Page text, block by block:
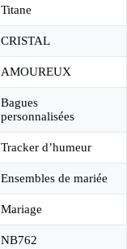
Titane
CRISTAL
AMOUREUX
Bagues
personnalisées
Tracker d’humeur
Ensembles de mariée
Mariage
NB762